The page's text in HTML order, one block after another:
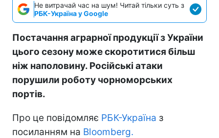
Не витрачай час на шум! Читай тільки суть з
РБК-Україна у Google
Постачання аграрної продукції з України
цього сезону може скоротитися більш
ніж наполовину. Російські атаки
порушили роботу чорноморських
портів.
Про це повідомляє РБК-Україна з
посиланням на Bloomberg.